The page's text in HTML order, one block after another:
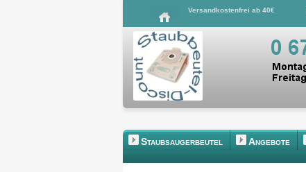
Versandkostenfrei ab 40€
Staubsaugerbeutel Angebote